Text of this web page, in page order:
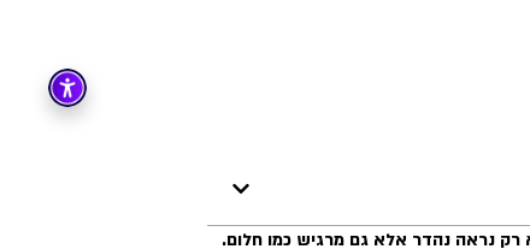
רק נראה נהדר אלא גם מרגיש כמו חלום.